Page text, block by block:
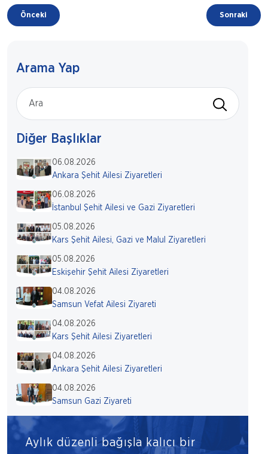
Önceki Sonraki
Arama Yap
Diğer Başlıklar
06.08.2026
Ankara Şehit Ailesi Ziyaretleri
06.08.2026
İstanbul Şehit Ailesi ve Gazi Ziyaretleri
05.08.2026
Kars Şehit Ailesi, Gazi ve Malul Ziyaretleri
05.08.2026
Eskişehir Şehit Ailesi Ziyaretleri
04.08.2026
Samsun Vefat Ailesi Ziyareti
04.08.2026
Kars Şehit Ailesi Ziyaretleri
04.08.2026
Ankara Şehit Ailesi Ziyaretleri
04.08.2026
Samsun Gazi Ziyareti
Aylık düzenli bağışla kalıcı bir